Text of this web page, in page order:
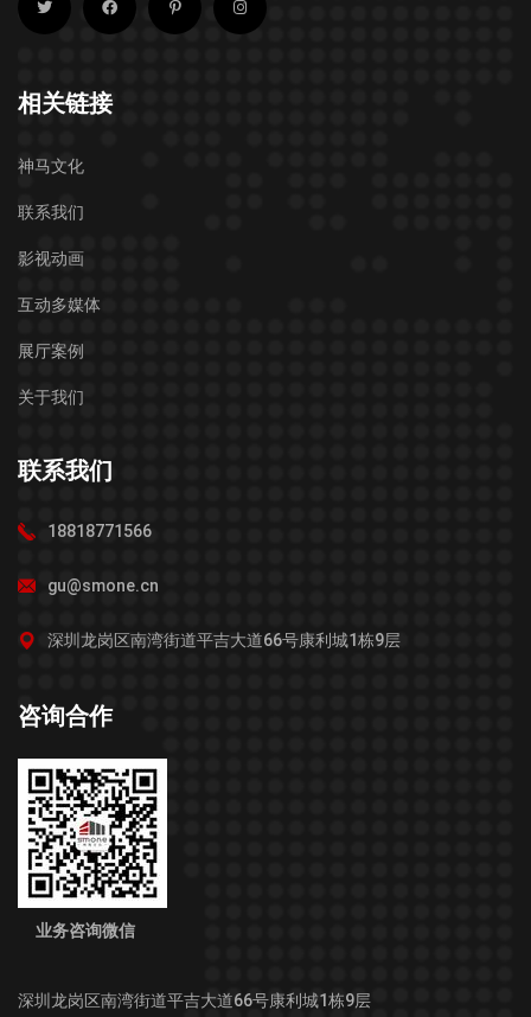
相关链接
神马文化
联系我们
影视动画
互动多媒体
展厅案例
关于我们
联系我们
18818771566
gu@smone.cn
深圳龙岗区南湾街道平吉大道66号康利城1栋9层
咨询合作
业务咨询微信
深圳龙岗区南湾街道平吉大道66号康利城1栋9层